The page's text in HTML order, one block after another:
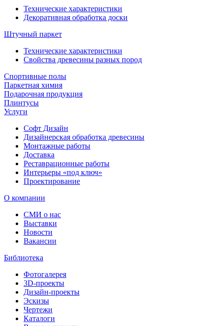
Технические характеристики
Декоративная обработка доски
Штучный паркет
Технические характеристики
Свойства древесины разных пород
Спортивные полы
Паркетная химия
Подарочная продукция
Плинтусы
Услуги
Софт Дизайн
Дизайнерская обработка древесины
Монтажные работы
Доставка
Реставрационные работы
Интерьеры «под ключ»
Проектирование
О компании
СМИ о нас
Выставки
Новости
Вакансии
Библиотека
Фотогалерея
3D-проекты
Дизайн-проекты
Эскизы
Чертежи
Каталоги